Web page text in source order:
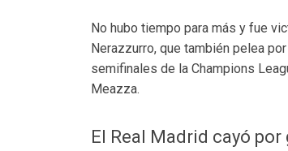
No hubo tiempo para más y fue
Nerazzurro, que también pelea
semifinales de la Champions
Meazza.
El Real Madrid cayó